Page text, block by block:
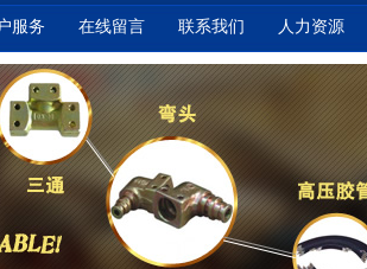
服务 在线留言 联系我们 人力资源